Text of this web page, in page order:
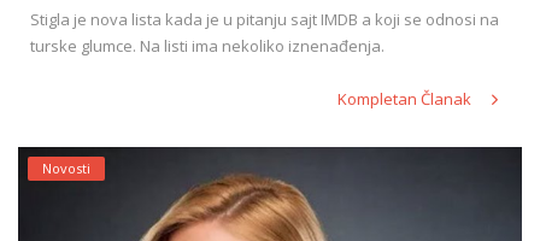
Stigla je nova lista kada je u pitanju sajt IMDB a koji se odnosi na
turske glumce. Na listi ima nekoliko iznenađenja.
Kompletan Članak
Novosti